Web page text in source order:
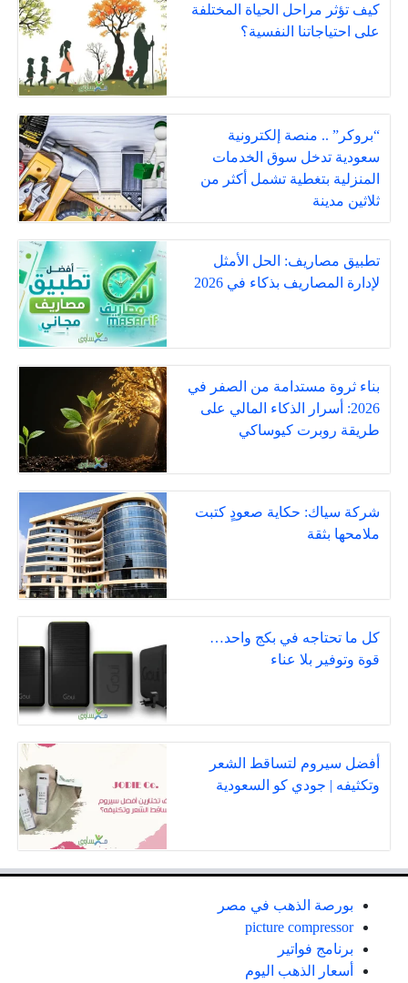
كيف تؤثر مراحل الحياة المختلفة
على احتياجاتنا النفسية؟
“بروكر” .. منصة إلكترونية
سعودية تدخل سوق الخدمات
المنزلية بتغطية تشمل أكثر من
ثلاثين مدينة
تطبيق مصاريف: الحل الأمثل
لإدارة المصاريف بذكاء في 2026
بناء ثروة مستدامة من الصفر في
2026: أسرار الذكاء المالي على
طريقة روبرت كيوساكي
شركة سياك: حكاية صعودٍ كتبت
ملامحها بثقة
كل ما تحتاجه في بكج واحد…
قوة وتوفير بلا عناء
أفضل سيروم لتساقط الشعر
وتكثيفه | جودي كو السعودية
بورصة الذهب في مصر
picture compressor
برنامج فواتير
أسعار الذهب اليوم